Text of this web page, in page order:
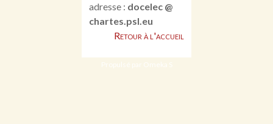
adresse : docelec @
chartes.psl.eu
Retour à l'accueil
Propulsé par Omeka S